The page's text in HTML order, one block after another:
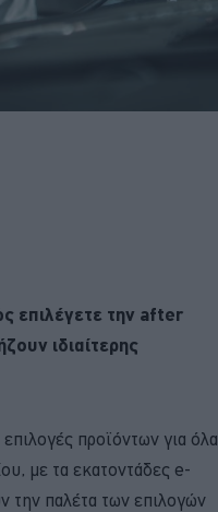
επιλέγετε την after
ιδιαίτερης
προϊόντων για όλα
με τα εκατοντάδες e-
την παλέτα των επιλογών